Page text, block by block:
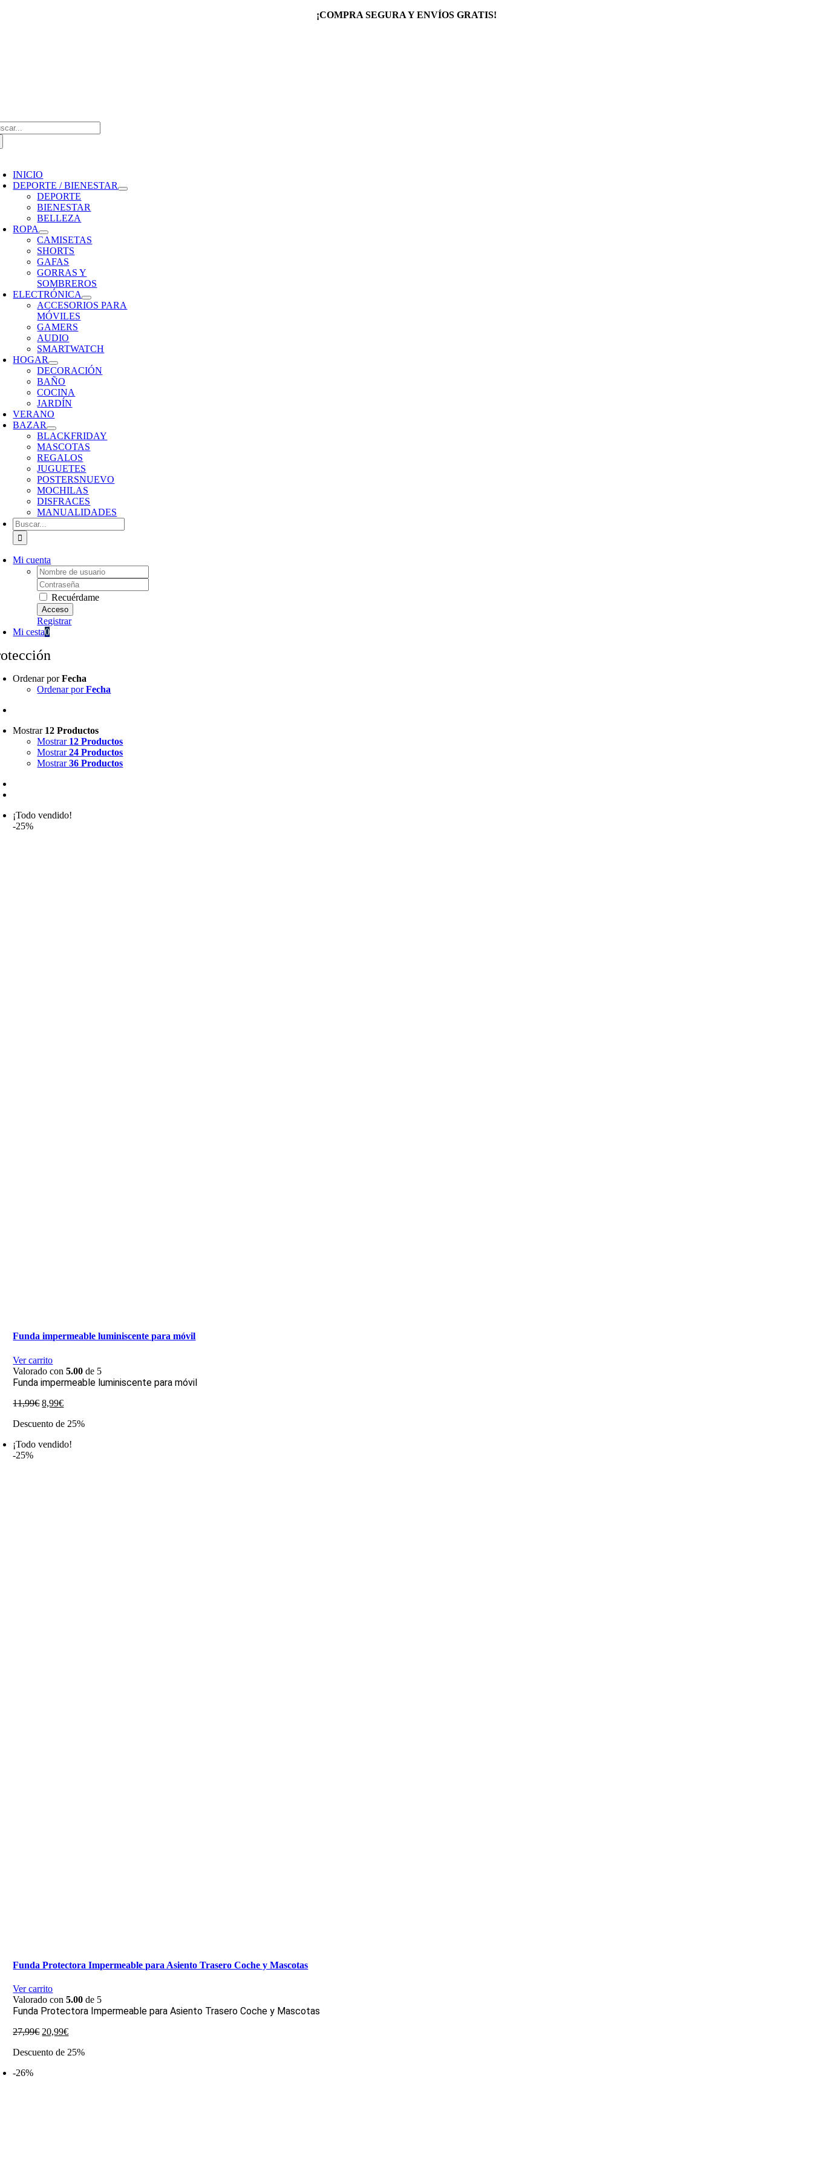
¡COMPRA SEGURA Y ENVÍOS GRATIS!
INICIO
DEPORTE / BIENESTAR
DEPORTE
BIENESTAR
BELLEZA
ROPA
CAMISETAS
SHORTS
GAFAS
GORRAS Y
SOMBREROS
ELECTRÓNICA
ACCESORIOS PARA
MÓVILES
GAMERS
AUDIO
SMARTWATCH
HOGAR
DECORACIÓN
BAÑO
COCINA
JARDÍN
VERANO
BAZAR
BLACKFRIDAY
MASCOTAS
REGALOS
JUGUETES
POSTERSNUEVO
MOCHILAS
DISFRACES
MANUALIDADES
Buscar:
Mi cuenta
Username:
Password:
Recuérdame
Registrar
Mi cesta0
Ordenar porFecha
Ordenar porFecha
Mostrar 12 Productos
Mostrar 12 Productos
Mostrar24 Productos
Mostrar36 Productos
¡Todo vendido!
-25%
Funda impermeable luminiscente para móvil
Ver carrito
Valorado con5.00 de 5
Funda impermeable luminiscente para móvil
11,99€ El
original
11,99€.
8,99€El
actual
8,99€.
Descuento de 25%
¡Todo vendido!
-25%
Funda Protectora Impermeable para Asiento Trasero Coche y Mascotas
Ver carrito
Valorado con5.00 de 5
Funda Protectora Impermeable para Asiento Trasero Coche y Mascotas
27,99€ El
original
20,99€El
actual
Descuento de 25%
-26%